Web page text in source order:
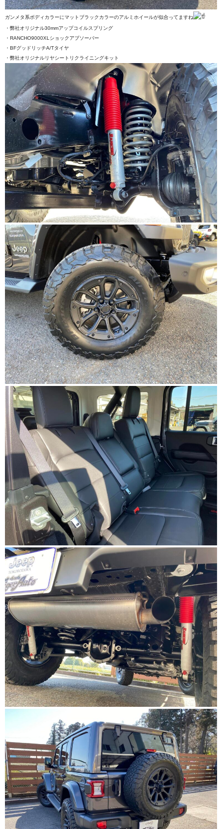
ガンメタ系ボディカラーにマットブラックカラーのアルミホイールが似合ってますね
・弊社オリジナル30mmアップコイルスプリング
・RANCHO9000XLショックアブソーバー
・BFグッドリッチA/Tタイヤ
・弊社オリジナルリヤシートリクライニングキット